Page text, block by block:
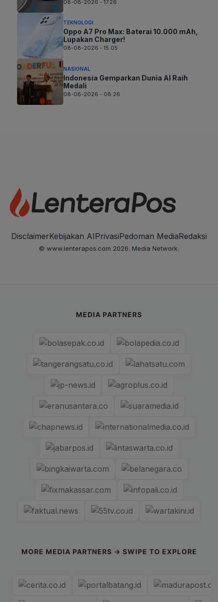
08-08-2026 - 17.26
TEKNOLOGI
Oppo A7 Pro Max: Baterai 10.000 mAh,
Lupakan Charger!
08-08-2026 - 15.05
NASIONAL
Indonesia Gemparkan Dunia AI Raih
Medali
08-08-2026 - 08.26
DisclaimerKebijakan AIPrivasiPedoman MediaRedaksi
© www.lenterapos.com 2026. Media Network.
MEDIA PARTNERS
MORE MEDIA PARTNERS → SWIPE TO EXPLORE